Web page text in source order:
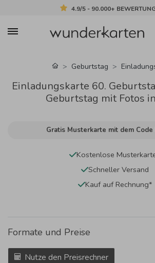
4.9/5 - 90.000+
Geburtstag
Einladungskarte 60.
Geburtstag mit Fotos
Gratis Musterkarte mit dem Code
Kostenlose
Schneller Versand
Kauf auf Rechnung*
Formate und Preise
Nutze den Preisrechner